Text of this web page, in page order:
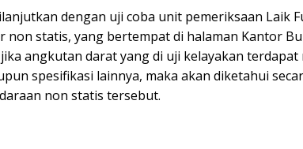
dengan uji coba unit pemeriksaan Laik
non statis, yang bertempat di halaman Kantor
angkutan darat yang di uji kelayakan terdapat
spesifikasi lainnya, maka akan diketahui
non statis tersebut.